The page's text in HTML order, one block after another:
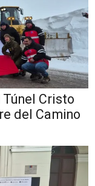
Cristo
del Camino